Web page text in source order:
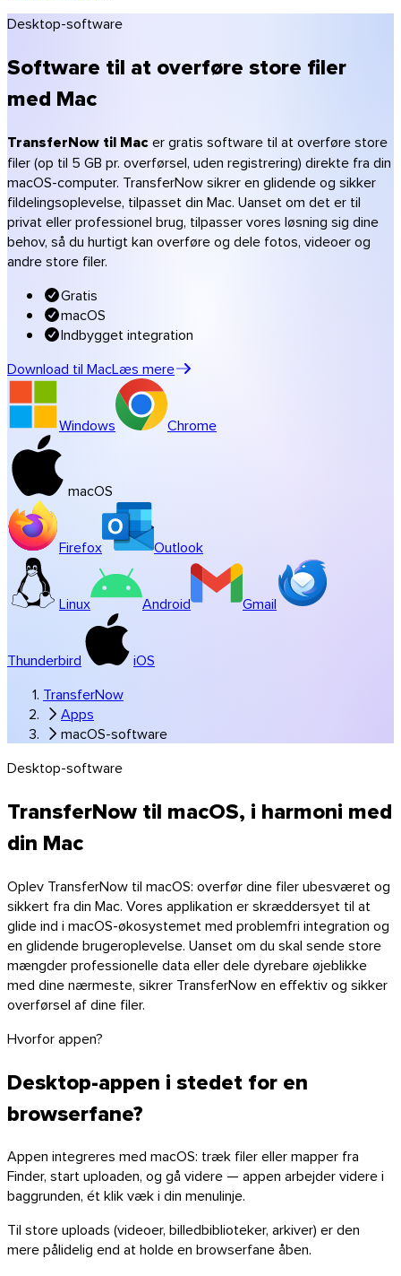
Få Premium
Få Team
Priser
Fotografer
Videografer & produktion
Kreative bureauer
Arkitektur & byggeri
Revisorer
Musik & studier
Alle brancheløsninger
Software
Windows
Desktop-software
Software til at overføre store filer
med Mac
TransferNow til Macer gratis software til at overføre store
filer (op til 5 GB pr. overførsel, uden registrering) direkte fra din
macOS-computer. TransferNow sikrer en glidende og sikker
fildelingsoplevelse, tilpasset din Mac. Uanset om det er til
privat eller professionel brug, tilpasser vores løsning sig dine
behov, så du hurtigt kan overføre og dele fotos, videoer og
andre store filer.
Gratis
macOS
Indbygget integration
Download til MacLæs mere
Windows Chrome
macOS
Firefox Outlook
Linux Android Gmail
Thunderbird
iOS
TransferNow
Apps
macOS-software
Desktop-software
TransferNow til macOS, i harmoni med
din Mac
Oplev TransferNow til macOS: overfør dine filer ubesværet og
sikkert fra din Mac. Vores applikation er skræddersyet til at
glide ind i macOS-økosystemet med problemfri integration og
en glidende brugeroplevelse. Uanset om du skal sende store
mængder professionelle data eller dele dyrebare øjeblikke
med dine nærmeste, sikrer TransferNow en effektiv og sikker
overførsel af dine filer.
Hvorfor appen?
Desktop-appen i stedet for en
browserfane?
Appen integreres med macOS: træk filer eller mapper fra
Finder, start uploaden, og gå videre — appen arbejder videre i
baggrunden, ét klik væk i din menulinje.
Til store uploads (videoer, billedbiblioteker, arkiver) er den
mere pålidelig end at holde en browserfane åben.